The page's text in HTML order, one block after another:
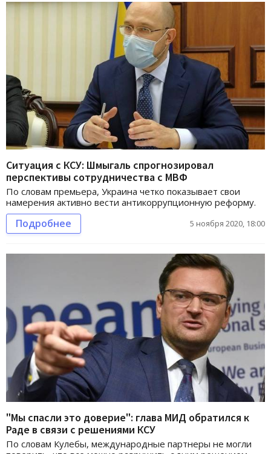
Ситуация с КСУ: Шмыгаль спрогнозировал
перспективы сотрудничества с МВФ
По словам премьера, Украина четко показывает свои
намерения активно вести антикоррупционную реформу.
Подробнее 5 ноября 2020, 18:00
"Мы спасли это доверие": глава МИД обратился к
Раде в связи с решениями КСУ
По словам Кулебы, международные партнеры не могли